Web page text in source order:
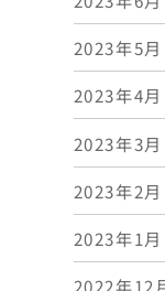
2023年5月
2023年4月
2023年3月
2023年2月
2023年1月
2022年12